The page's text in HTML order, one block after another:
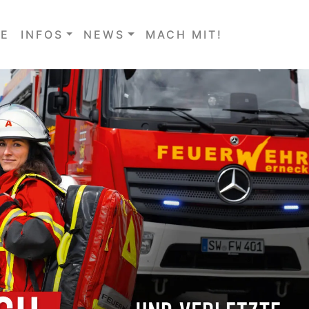
INFOS NEWS MACH MIT!